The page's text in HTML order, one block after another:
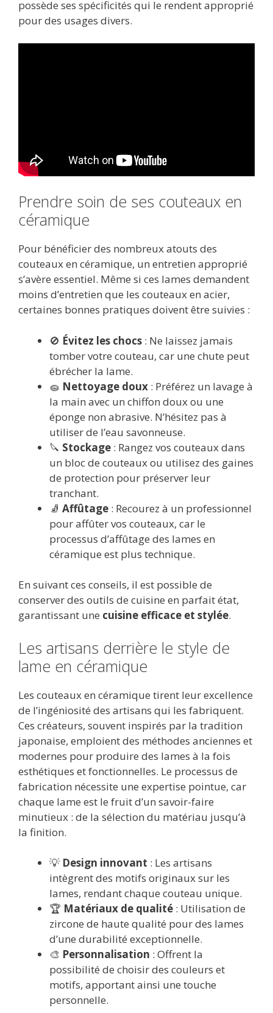
possède ses spécificités qui le rendent approprié
pour des usages divers.
Prendre soin de ses couteaux en
céramique
Pour bénéficier des nombreux atouts des
couteaux en céramique, un entretien approprié
s’avère essentiel. Même si ces lames demandent
moins d’entretien que les couteaux en acier,
certaines bonnes pratiques doivent être suivies :
🚫 Évitez les chocs : Ne laissez jamais
tomber votre couteau, car une chute peut
ébrécher la lame.
🧽 Nettoyage doux : Préférez un lavage à
la main avec un chiffon doux ou une
éponge non abrasive. N’hésitez pas à
utiliser de l’eau savonneuse.
🔪 Stockage : Rangez vos couteaux dans
un bloc de couteaux ou utilisez des gaines
de protection pour préserver leur
tranchant.
🧦 Affûtage : Recourez à un professionnel
pour affûter vos couteaux, car le
processus d’affûtage des lames en
céramique est plus technique.
En suivant ces conseils, il est possible de
conserver des outils de cuisine en parfait état,
garantissant une cuisine efficace et stylée.
Les artisans derrière le style de
lame en céramique
Les couteaux en céramique tirent leur excellence
de l’ingéniosité des artisans qui les fabriquent.
Ces créateurs, souvent inspirés par la tradition
japonaise, emploient des méthodes anciennes et
modernes pour produire des lames à la fois
esthétiques et fonctionnelles. Le processus de
fabrication nécessite une expertise pointue, car
chaque lame est le fruit d’un savoir-faire
minutieux : de la sélection du matériau jusqu’à
la finition.
💡 Design innovant : Les artisans
intègrent des motifs originaux sur les
lames, rendant chaque couteau unique.
🏆 Matériaux de qualité : Utilisation de
zircone de haute qualité pour des lames
d’une durabilité exceptionnelle.
🎨 Personnalisation : Offrent la
possibilité de choisir des couleurs et
motifs, apportant ainsi une touche
personnelle.